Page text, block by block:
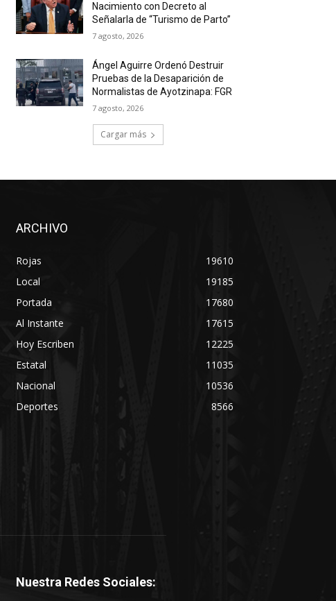
Nacimiento con Decreto al
Señalarla de “Turismo de Parto”
7 agosto, 2026
Ángel Aguirre Ordenó Destruir
Pruebas de la Desaparición de
Normalistas de Ayotzinapa: FGR
7 agosto, 2026
Cargar más
ARCHIVO
Rojas
19610
Local
19185
Portada
17680
Al Instante
17615
Hoy Escriben
12225
Estatal
11035
Nacional
10536
Deportes
8566
Nuestra Redes Sociales: